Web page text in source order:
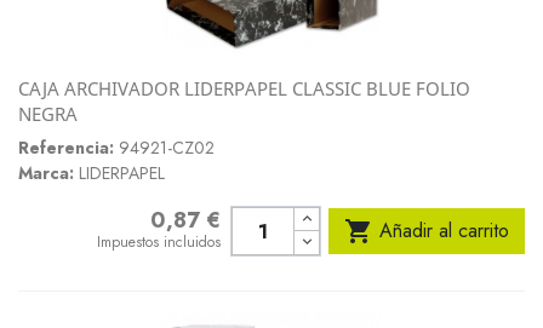
CAJA ARCHIVADOR LIDERPAPEL CLASSIC BLUE FOLIO
NEGRA
Referencia: 94921-CZ02
Marca: LIDERPAPEL
0,87 €
Impuestos incluidos  Añadir al carrito